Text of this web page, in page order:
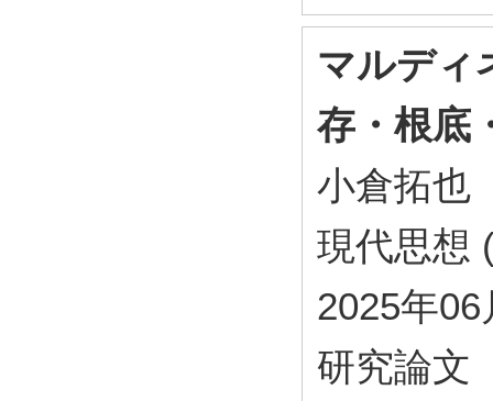
マルデ
存・根底
小倉拓也
現代思想
2025年
研究論文